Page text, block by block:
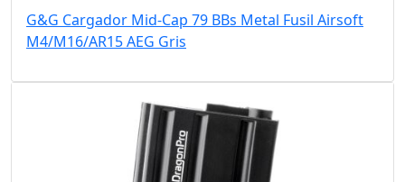
G&G Cargador Mid-Cap 79 BBs Metal Fusil Airsoft
M4/M16/AR15 AEG Gris